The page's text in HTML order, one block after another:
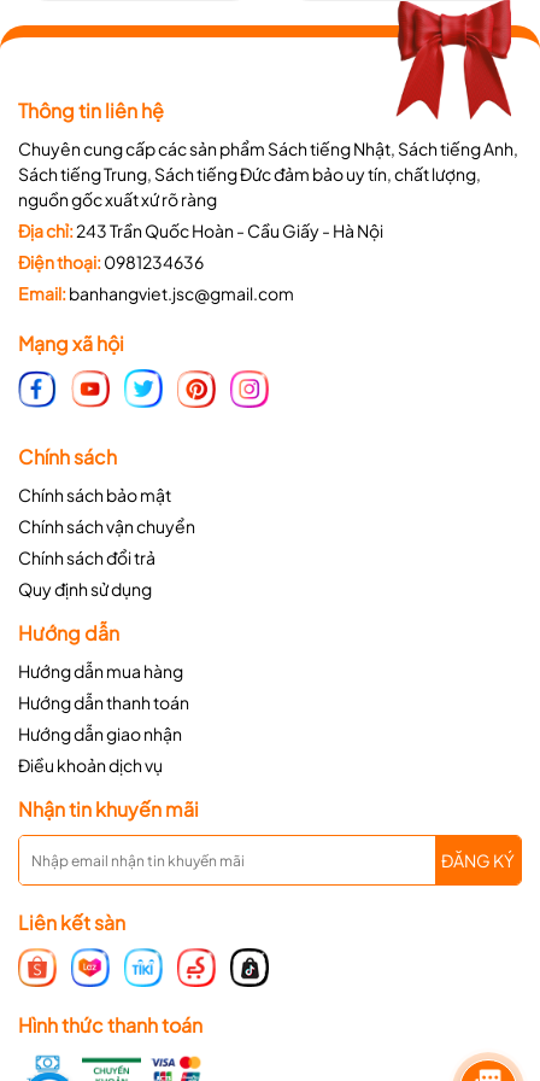
Thông tin liên hệ
Chuyên cung cấp các sản phẩm Sách tiếng Nhật, Sách tiếng Anh,
Sách tiếng Trung, Sách tiếng Đức đảm bảo uy tín, chất lượng,
nguồn gốc xuất xứ rõ ràng
Địa chỉ:243 Trần Quốc Hoàn - Cầu Giấy - Hà Nội
Điện thoại:0981234636
Email:banhangviet.jsc@gmail.com
Mạng xã hội
Chính sách
Chính sách bảo mật
Chính sách vận chuyển
Chính sách đổi trả
Quy định sử dụng
Hướng dẫn
Hướng dẫn mua hàng
Hướng dẫn thanh toán
Hướng dẫn giao nhận
Điều khoản dịch vụ
Nhận tin khuyến mãi
ĐĂNG KÝ
Liên kết sàn
Hình thức thanh toán